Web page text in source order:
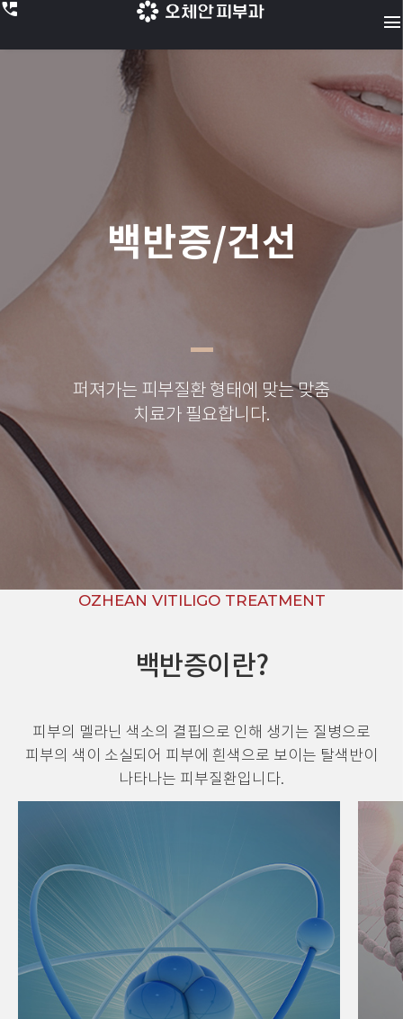
perm_phone_msg
menu
백반증/건선
퍼져가는 피부질환 형태에 맞는 맞춤
치료가 필요합니다.
OZHEAN VITILIGO TREATMENT
백반증이란?
피부의 멜라닌 색소의 결핍으로 인해 생기는 질병으로
피부의 색이 소실되어 피부에 흰색으로 보이는 탈색반이
나타나는 피부질환입니다.